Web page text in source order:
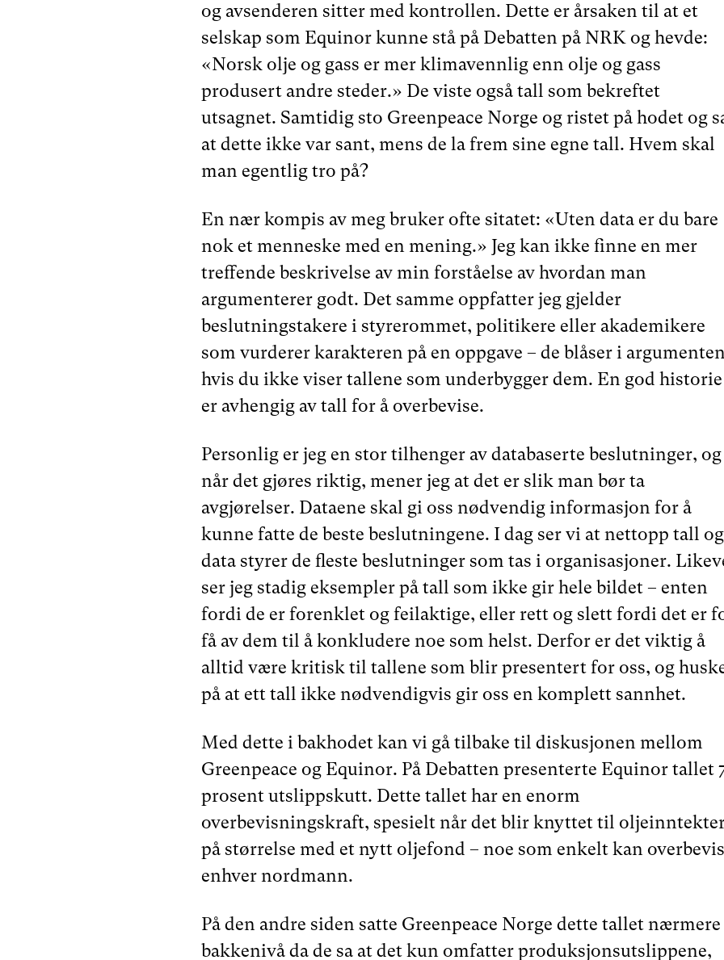
og avsenderen sitter med kontrollen. Dette er årsaken til at et
selskap som Equinor kunne stå på Debatten på NRK og hevde:
«Norsk olje og gass er mer klimavennlig enn olje og gass
produsert andre steder.» De viste også tall som bekreftet
utsagnet. Samtidig sto Greenpeace Norge og ristet på hodet og
at dette ikke var sant, mens de la frem sine egne tall. Hvem skal
man egentlig tro på?
En nær kompis av meg bruker ofte sitatet: «Uten data er du bare
nok et menneske med en mening.» Jeg kan ikke finne en mer
treffende beskrivelse av min forståelse av hvordan man
argumenterer godt. Det samme oppfatter jeg gjelder
beslutningstakere i styrerommet, politikere eller akademikere
som vurderer karakteren på en oppgave – de blåser i
hvis du ikke viser tallene som underbygger dem. En god historie
er avhengig av tall for å overbevise.
Personlig er jeg en stor tilhenger av databaserte beslutninger, og
når det gjøres riktig, mener jeg at det er slik man bør ta
avgjørelser. Dataene skal gi oss nødvendig informasjon for å
kunne fatte de beste beslutningene. I dag ser vi at nettopp tall og
data styrer de fleste beslutninger som tas i organisasjoner.
ser jeg stadig eksempler på tall som ikke gir hele bildet – enten
fordi de er forenklet og feilaktige, eller rett og slett fordi det er
få av dem til å konkludere noe som helst. Derfor er det viktig å
alltid være kritisk til tallene som blir presentert for oss, og
på at ett tall ikke nødvendigvis gir oss en komplett sannhet.
Med dette i bakhodet kan vi gå tilbake til diskusjonen mellom
Greenpeace og Equinor. På Debatten presenterte Equinor tallet
prosent utslippskutt. Dette tallet har en enorm
overbevisningskraft, spesielt når det blir knyttet til
på størrelse med et nytt oljefond – noe som enkelt kan
enhver nordmann.
På den andre siden satte Greenpeace Norge dette tallet nærmere
bakkenivå da de sa at det kun omfatter produksjonsutslippene,